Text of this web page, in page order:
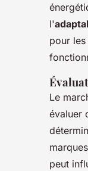
l'
pour
Le
évaluer
peut